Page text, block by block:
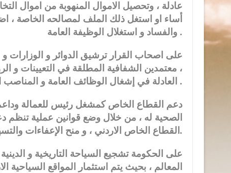
عادلة ، وتحصيل الاموال المنهوبة من اموال
أساء او استغل ذلك الملف لمصالحه الخاصة ،
والفساد و استغلال الوظيفة العامة .
على اصحاب القرار ترشيق الدوائر و الوزارات و
، معتمدين الشفافية المطلقة في التعيينات و
العادلة في إشغال الوظائف العامة و المناصب العليا والحكومية بشكل عام .
دعم القطاع الخاص كمشغل رئيس للعمالة وداعم
الصحية له ، من خلال وضع قوانين عملية
القطاع الخاص الاردني ، و منح الإعفاءات والتسهيلات و محاسبة كل من يعيق الاستثمار بقصد او تقصير.
على الحكومة تشجيع السياحة التاريخية و
المعالم ، بحيث يتم استثمار المواقع السياحية